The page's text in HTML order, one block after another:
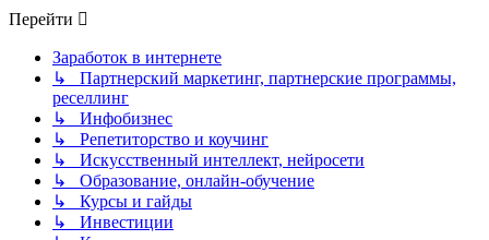
Перейти
Заработок в интернете
↳ Партнерский маркетинг, партнерские программы,
реселлинг
↳ Инфобизнес
↳ Репетиторство и коучинг
↳ Искусственный интеллект, нейросети
↳ Образование, онлайн-обучение
↳ Курсы и гайды
↳ Инвестиции